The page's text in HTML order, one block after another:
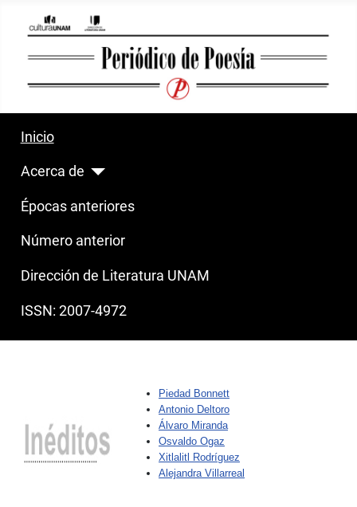
Inicio
Acerca de
Épocas anteriores
Número anterior
Dirección de Literatura UNAM
ISSN: 2007-4972
Piedad Bonnett
Antonio Deltoro
Álvaro Miranda
Osvaldo Ogaz
Xitlalitl Rodríguez
Alejandra Villarreal